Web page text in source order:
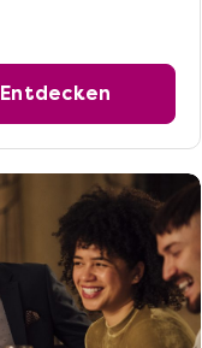
Entdecken